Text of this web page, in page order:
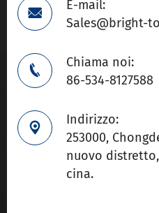

E-mail:
Sales@bright-

Chiama noi:
86-534-8127588

Indirizzo:
253000,
nuovo
cina.